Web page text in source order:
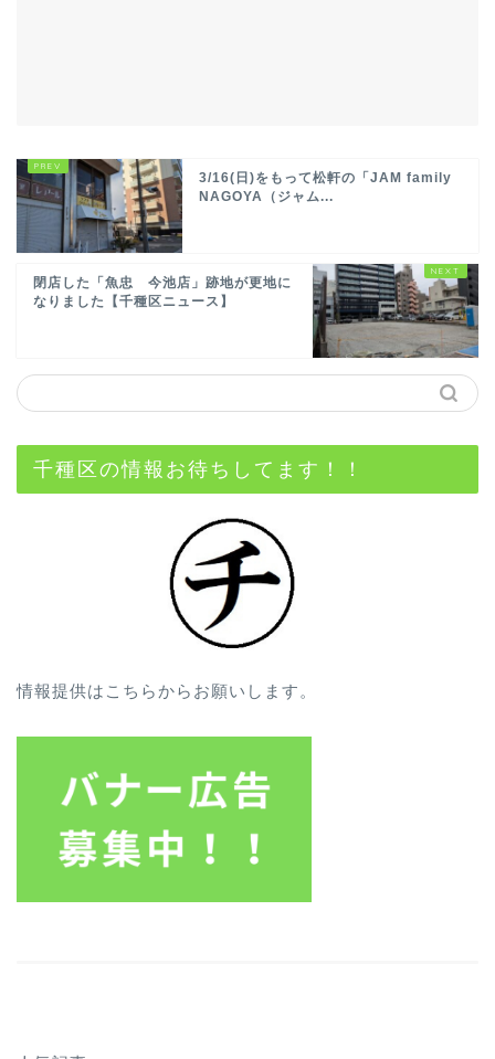
3/16(日)をもって松軒の「JAM family
NAGOYA（ジャム...
閉店した「魚忠 今池店」跡地が更地に
なりました【千種区ニュース】
千種区の情報お待ちしてます！！
情報提供はこちらからお願いします。